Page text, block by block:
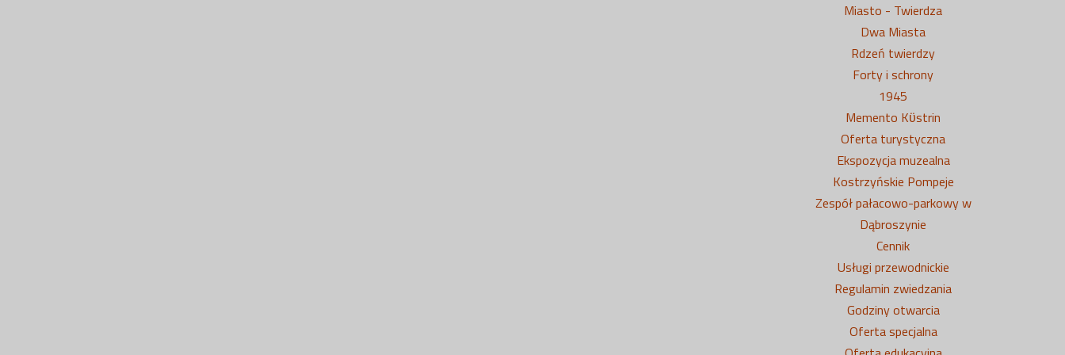
Miasto - Twierdza
Dwa Miasta
Rdzeń twierdzy
Forty i schrony
1945
Memento Kϋstrin
Oferta turystyczna
Ekspozycja muzealna
Kostrzyńskie Pompeje
Zespół pałacowo-parkowy w
Dąbroszynie
Cennik
Usługi przewodnickie
Regulamin zwiedzania
Godziny otwarcia
Oferta specjalna